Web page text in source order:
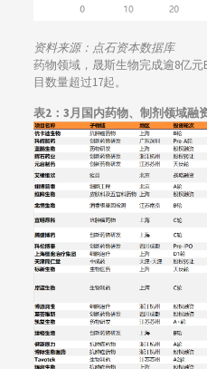
资料来源：点石资本数据库
药物领域，晟斯生物完成逾8亿
目数量超过17起。
表2： 3月国内药物、制剂领域融